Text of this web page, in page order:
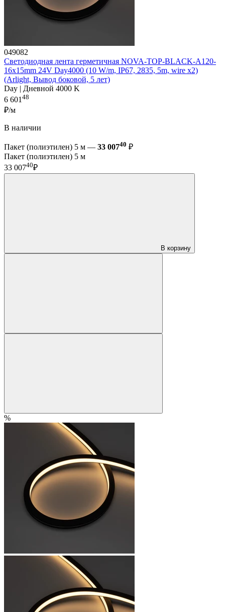
049082
Светодиодная лента герметичная NOVA-TOP-BLACK-A120-
16x15mm 24V Day4000 (10 W/m, IP67, 2835, 5m, wire x2)
(Arlight, Вывод боковой, 5 лет)
Day | Дневной 4000 K
6 601 48
₽/м
В наличии
Пакет (полиэтилен) 5 м — 33 00740 ₽
Пакет (полиэтилен) 5 м
33 00740₽
В корзину
%